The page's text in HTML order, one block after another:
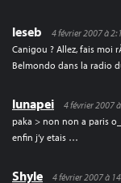
leseb
4 février 2007 à
Canigou ? Allez, fais moi
Belmondo dans la radio
lunapei
4 février 2007
paka > non non a paris
enfin j’y etais …
Shyle 4 février 2007 à